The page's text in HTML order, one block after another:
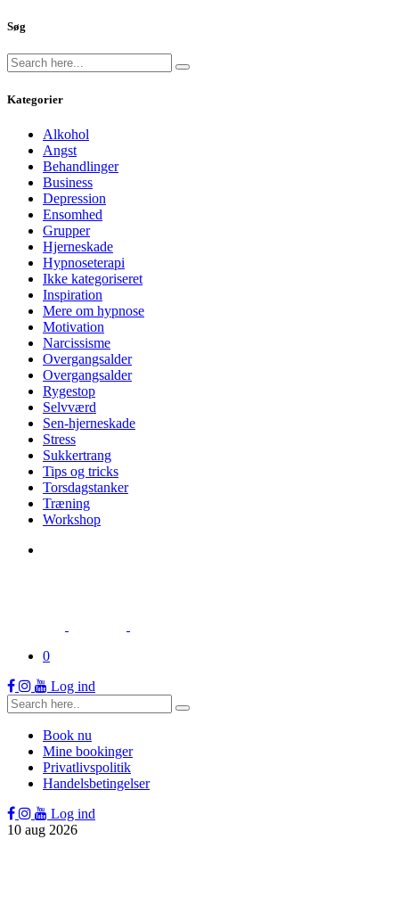
Søg
Kategorier
Alkohol
Angst
Behandlinger
Business
Depression
Ensomhed
Grupper
Hjerneskade
Hypnoseterapi
Ikke kategoriseret
Inspiration
Mere om hypnose
Motivation
Narcissisme
Overgangsalder
Overgangsalder
Rygestop
Selvværd
Sen-hjerneskade
Stress
Sukkertrang
Tips og tricks
Torsdagstanker
Træning
Workshop
0
Log ind
Book nu
Mine bookinger
Privatlivspolitik
Handelsbetingelser
Log ind
10 aug 2026